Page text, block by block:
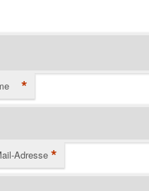
*
Adresse *